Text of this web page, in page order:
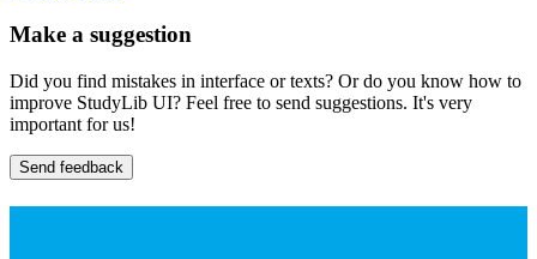
Make a suggestion
Did you find mistakes in interface or texts? Or do you know how to
improve StudyLib UI? Feel free to send suggestions. It's very
important for us!
Send feedback